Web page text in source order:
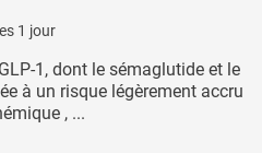
1 jour
1, dont le sémaglutide et le
à un risque légèrement accru
, ...